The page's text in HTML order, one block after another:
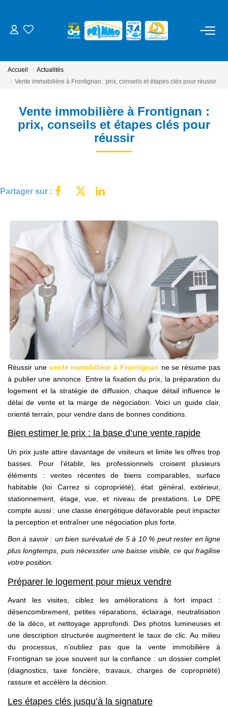
LOUER
ESTIMER
NOS SERVICES
NOS AGENCES
Qui Sommes Nous
Notre Équipe
Nos Actualités
Avis Clients
EN
Accueil
Actualités
Vente immobilière à Frontignan : prix, conseils et étapes clés pour réussir
Vente immobilière à Frontignan :
prix, conseils et étapes clés pour
réussir
Partager sur :
Réussir une vente immobilière à Frontignan ne se résume pas
à publier une annonce. Entre la fixation du prix, la préparation du
logement et la stratégie de diffusion, chaque détail influence le
délai de vente et la marge de négociation. Voici un guide clair,
orienté terrain, pour vendre dans de bonnes conditions.
Bien estimer le prix : la base d’une vente rapide
Un prix juste attire davantage de visiteurs et limite les offres trop
basses. Pour l’établir, les professionnels croisent plusieurs
éléments : ventes récentes de biens comparables, surface
habitable (loi Carrez si copropriété), état général, extérieur,
stationnement, étage, vue, et niveau de prestations. Le DPE
compte aussi : une classe énergétique défavorable peut impacter
la perception et entraîner une négociation plus forte.
Bon à savoir : un bien surévalué de 5 à 10 % peut rester en ligne
plus longtemps, puis nécessiter une baisse visible, ce qui fragilise
votre position.
Préparer le logement pour mieux vendre
Avant les visites, ciblez les améliorations à fort impact :
désencombrement, petites réparations, éclairage, neutralisation
de la déco, et nettoyage approfondi. Des photos lumineuses et
une description structurée augmentent le taux de clic. Au milieu
du processus, n’oubliez pas que la vente immobilière à
Frontignan se joue souvent sur la confiance : un dossier complet
(diagnostics, taxe foncière, travaux, charges de copropriété)
rassure et accélère la décision.
Les étapes clés jusqu’à la signature